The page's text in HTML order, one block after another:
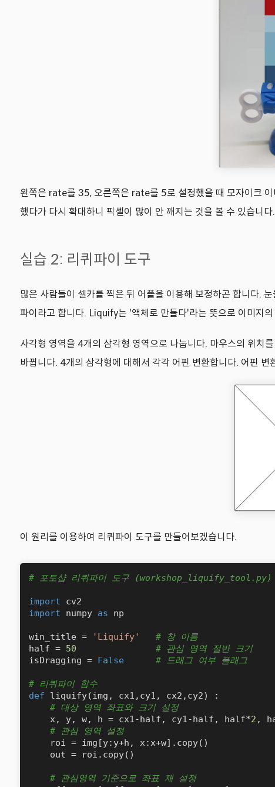
왼쪽은 rate를 35, 오른쪽은 rate를 5로 설정했을 때 모자이크
했다가 다시 확대하니 픽셀이 많이 안 깨지는 것을 볼 수 있습니다.
실습 2: 리퀴파이 도구
많은 사람들이 셀카를 찍은 뒤 어플을 이용해 보정하곤 합니다.
파이라고 합니다. Liquify는 '액체로 만들다'라는 뜻으로 이미지
사각형 영역을 4개의 삼각형 영역으로 나눕니다. 마우스의 위치
바뀝니다. 4개의 삼각형에 대해서 각각 어핀 변환합니다. 어핀 변
이 원리를 이용하여 리퀴파이 도구를 만들어보겠습니다.
# 포토샵 리퀴파이 도구 (workshop_liquify_tool.py)
import
import numpy as np
win_title = 'Liquify'
# 창 이름
half = 50
# 관심 영역 절반 크기
isDragging = False # 드래그 여부 플래그
# 리퀴파이 함수
def
liquify(img, cx1,cy1, cx2,cy2) :
# 대상 영역 좌표와 크기 설정
    x, y, w, h = cx1-half, cy1-half, half*
2 ,
# 관심 영역 설정
    roi = img[y:y+h, x:x+w].copy()
    out = roi.copy()
# 관심영역 기준으로 좌표 재 설정